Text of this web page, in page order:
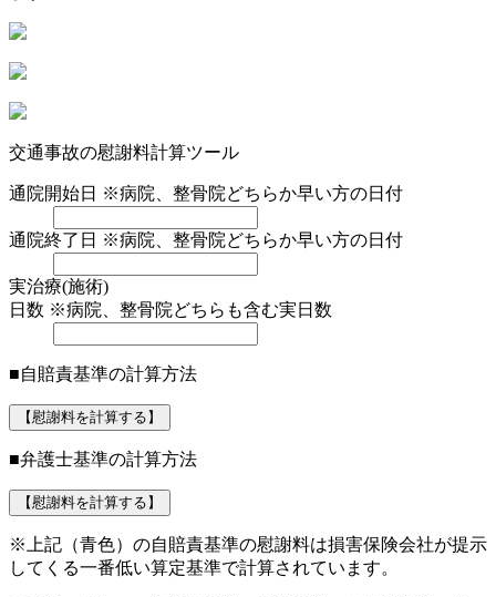
交通事故の慰謝料計算ツール
通院開始日 ※病院、整骨院どちらか早い方の日付
通院終了日 ※病院、整骨院どちらか早い方の日付
実治療(施術)
日数 ※病院、整骨院どちらも含む実日数
■自賠責基準の計算方法
【慰謝料を計算する】
■弁護士基準の計算方法
【慰謝料を計算する】
※上記（青色）の自賠責基準の慰謝料は損害保険会社が提示
してくる一番低い算定基準で計算されています。